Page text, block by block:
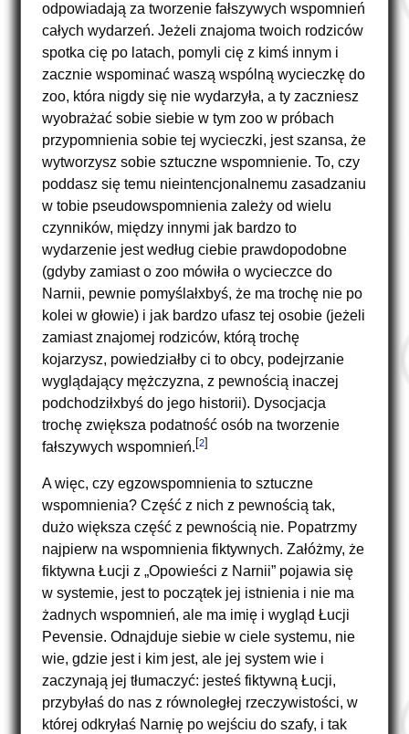
odpowiadają za tworzenie fałszywych wspomnień
całych wydarzeń. Jeżeli znajoma twoich rodziców
spotka cię po latach, pomyli cię z kimś innym i
zacznie wspominać waszą wspólną wycieczkę do
zoo, która nigdy się nie wydarzyła, a ty zaczniesz
wyobrażać sobie siebie w tym zoo w próbach
przypomnienia sobie tej wycieczki, jest szansa, że
wytworzysz sobie sztuczne wspomnienie. To, czy
poddasz się temu nieintencjonalnemu zasadzaniu
w tobie pseudowspomnienia zależy od wielu
czynników, między innymi jak bardzo to
wydarzenie jest według ciebie prawdopodobne
(gdyby zamiast o zoo mówiła o wycieczce do
Narnii, pewnie pomyślałxbyś, że ma trochę nie po
kolei w głowie) i jak bardzo ufasz tej osobie (jeżeli
zamiast znajomej rodziców, którą trochę
kojarzysz, powiedziałby ci to obcy, podejrzanie
wyglądający mężczyzna, z pewnością inaczej
podchodziłxbyśdo jego historii). Dysocjacja
trochę zwiększa podatność osób na tworzenie
fałszywych wspomnień.[2]
A więc, czy egzowspomnienia to sztuczne
wspomnienia? Część z nich z pewnością tak,
dużo większa część z pewnością nie. Popatrzmy
najpierw na wspomnienia fiktywnych. Załóżmy, że
fiktywna Łucji z „Opowieści z Narnii” pojawia się
w systemie, jest to początek jej istnienia i nie ma
żadnych wspomnień, ale ma imię i wygląd Łucji
Pevensie. Odnajduje siebie w ciele systemu, nie
wie, gdzie jest i kim jest, ale jej system wie i
zaczynają jej tłumaczyć: jesteś fiktywną Łucji,
przybyłaś do nas z równoległej rzeczywistości, w
której odkryłaś Narnię po wejściu do szafy, i tak